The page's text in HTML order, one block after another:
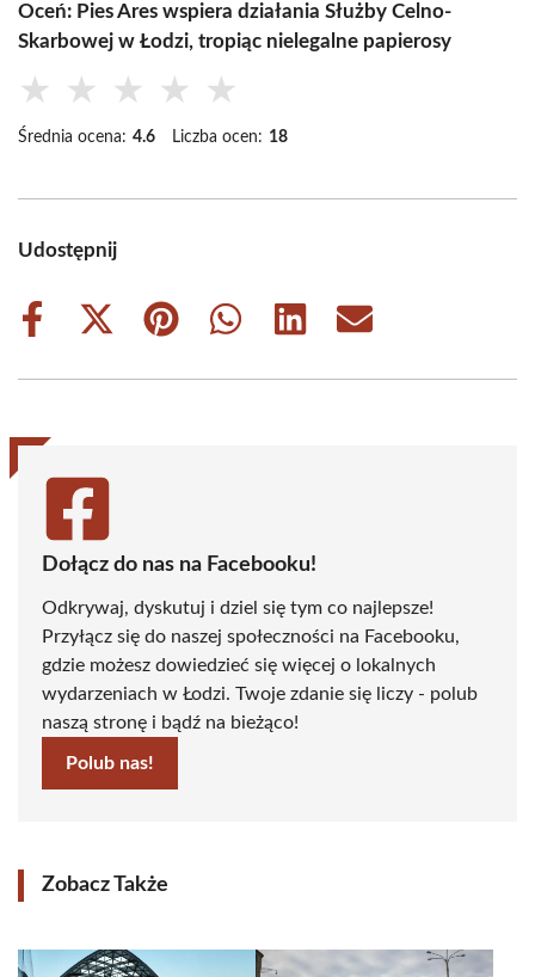
Oceń: Pies Ares wspiera działania Służby Celno-
Skarbowej w Łodzi, tropiąc nielegalne papierosy
★ ★ ★ ★ ★
Średnia ocena: 4.6 Liczba ocen: 18
Udostępnij
Share
Share
(Twitter)
Share
Share
Share
Share
Dołącz do nas na Facebooku!
Odkrywaj, dyskutuj i dziel się tym co najlepsze!
Przyłącz się do naszej społeczności na Facebooku,
gdzie możesz dowiedzieć się więcej o lokalnych
wydarzeniach w Łodzi. Twoje zdanie się liczy - polub
naszą stronę i bądź na bieżąco!
Polub nas!
Zobacz Także